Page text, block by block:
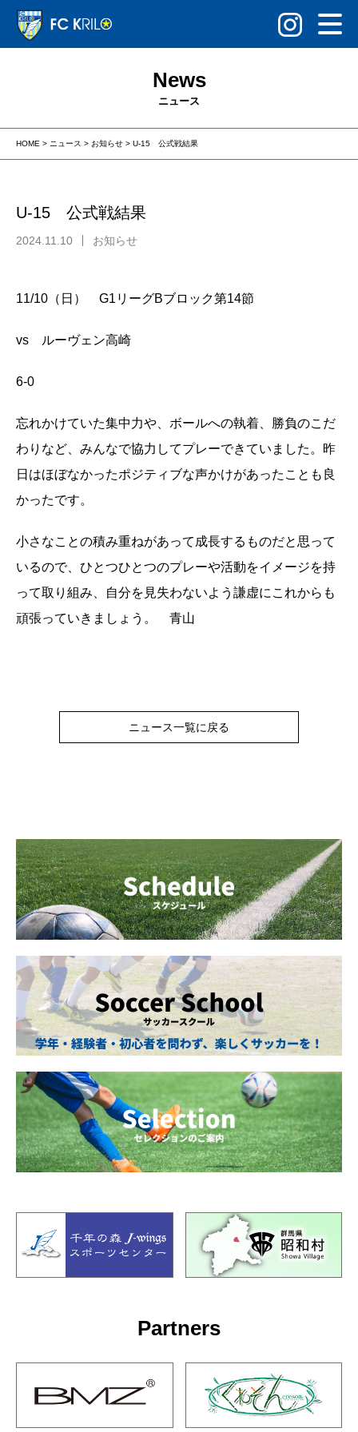
News
ニュース
HOME > ニュース > お知らせ > U-15 公式戦結果
U-15 公式戦結果
2024.11.10 お知らせ
11/10（日） G1リーグBブロック第14節
vs ルーヴェン高崎
6-0
忘れかけていた集中力や、ボールへの執着、勝負のこだ
わりなど、みんなで協力してプレーできていました。昨
日はほぼなかったポジティブな声かけがあったことも良
かったです。
小さなことの積み重ねがあって成長するものだと思って
いるので、ひとつひとつのプレーや活動をイメージを持
って取り組み、自分を見失わないよう謙虚にこれからも
頑張っていきましょう。 青山
ニュース一覧に戻る
Partners